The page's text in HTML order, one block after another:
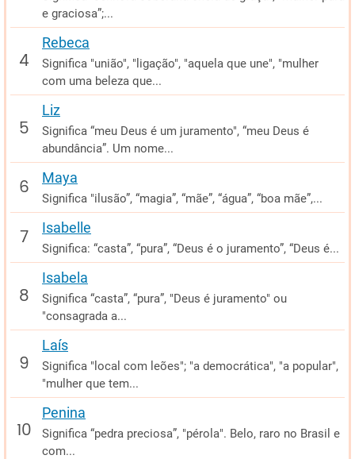
e graciosa”;...
Rebeca
Significa "união", "ligação", "aquela que une", "mulher
com uma beleza que...
Liz
Significa “meu Deus é um juramento", “meu Deus é
abundância”. Um nome...
Maya
Significa "ilusão”, “magia”, “mãe”, “água”, “boa mãe”,...
Isabelle
Significa: “casta”, “pura”, “Deus é o juramento”, “Deus é...
Isabela
Significa “casta”, “pura”, "Deus é juramento" ou
"consagrada a...
Laís
Significa "local com leões"; "a democrática", "a popular",
"mulher que tem...
Penina
Significa “pedra preciosa”, "pérola". Belo, raro no Brasil e
com...